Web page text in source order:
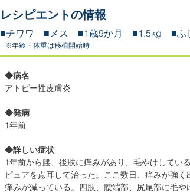
レシピエントの情報
■​チワワ ■メス ■1歳9か月 ■1.5kg ​■ふじ
※年齢・体重は移植開始時
◆病名
​アトピー性皮膚炎
◆発病
1年前
◆​詳しい症状
1年前から腰、後肢に痒みがあり、毛やけしてい
ピュアを点耳して治った。​ここ数日、痒みが強
痒みが減っている。四肢、腰端部、尻尾部に毛や